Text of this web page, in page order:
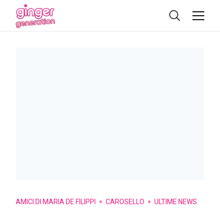
AMICI DI MARIA DE FILIPPI CAROSELLO ULTIME NEWS